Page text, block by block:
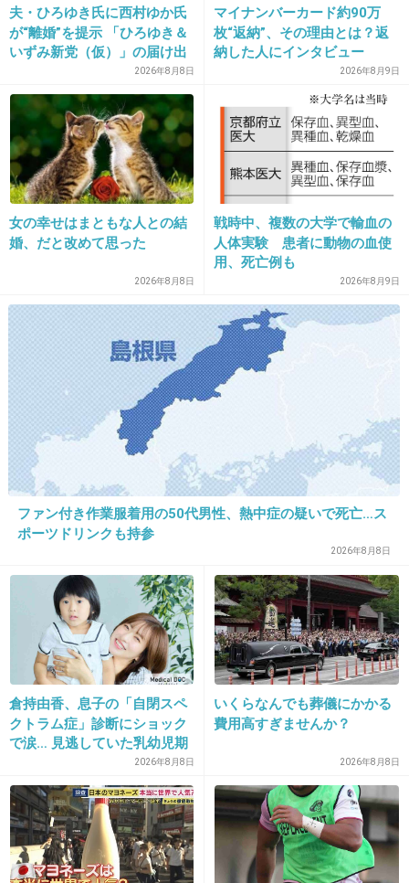
る時は似てるとは思わなかったのに、旦那が年
齢を重ねてから似てると思ったことがある
+13 -0
15. 匿名2019/12/17(火) 10:43:19
2件の返信
-0
16. 匿名 2019/12/17(火) 10:43:19
そっくり。
男三人兄弟顔、お義父さんとおんなじ。
クローンかっ！(笑)
1件の返信
+5 -6
17. 匿名 2019/12/17(火) 10:43:34
っていう嫌な所は似てるけど、どちらかと言えば似てない
かな。
父はその日暮らしの適当な人で、酒もタバコもギャンブル
もやる。
旦那は真面目で計画的、タバコもギャンブルもやらない。
夫・ひろゆき氏に西村ゆか氏
が“離婚”を提示 「ひろゆき＆
いずみ新党（仮）」の届け出
を知らされず激怒「信頼関係
が保てない状態で夫婦を続け
るのは無理」
2026年8月8日
マイナンバーカード約90万
枚“返納”、その理由とは？返
納した人にインタビュー
2026年8月9日
女の幸せはまともな人との結
婚、だと改めて思った
2026年8月8日
戦時中、複数の大学で輸血の
人体実験 患者に動物の血使
用、死亡例も
2026年8月9日
ファン付き作業服着用の50代男性、熱中症の疑いで死亡…ス
ポーツドリンクも持参
2026年8月8日
倉持由香、息子の「自閉スペ
クトラム症」診断にショック
で涙… 見逃していた乳幼児期
2026年8月8日
いくらなんでも葬儀にかかる
費用高すぎませんか？
2026年8月8日